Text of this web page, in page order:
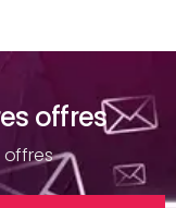
offres
offres